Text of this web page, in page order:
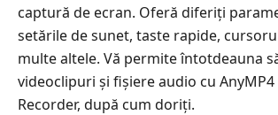
captură de ecran. Oferă diferiți
setările de sunet, taste rapide,
multe altele. Vă permite întotdeauna
videoclipuri și fișiere audio cu AnyMP4
Recorder, după cum doriți.